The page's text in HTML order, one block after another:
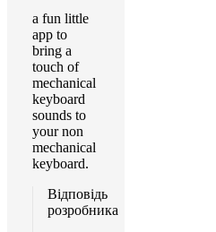
a fun little
app to
bring a
touch of
mechanical
keyboard
sounds to
your non
mechanical
keyboard.
Відповідь
розробника